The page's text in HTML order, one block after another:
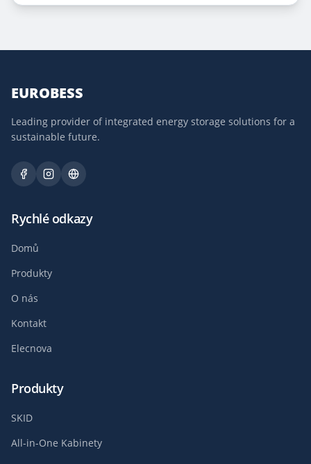
EUROBESS
Leading provider of integrated energy storage solutions for a
sustainable future.
Rychlé odkazy
Domů
Produkty
O nás
Kontakt
Elecnova
Produkty
SKID
All-in-One Kabinety